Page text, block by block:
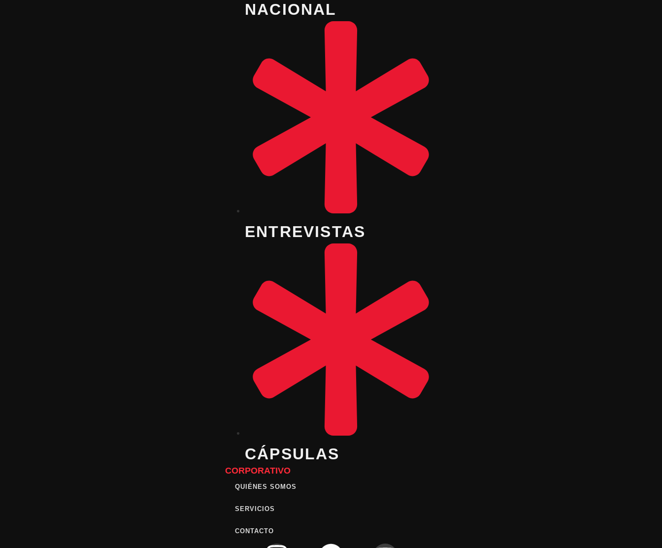
NACIONAL
ENTREVISTAS
CÁPSULAS
CORPORATIVO
QUIÉNES SOMOS
SERVICIOS
CONTACTO